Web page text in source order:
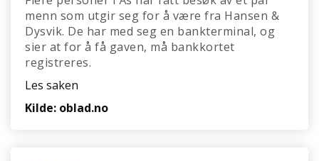
menn som utgir seg for å være fra Hansen &
Dysvik. De har med seg en bankterminal, og
sier at for å få gaven, må bankkortet
registreres.
Les saken
Kilde: oblad.no